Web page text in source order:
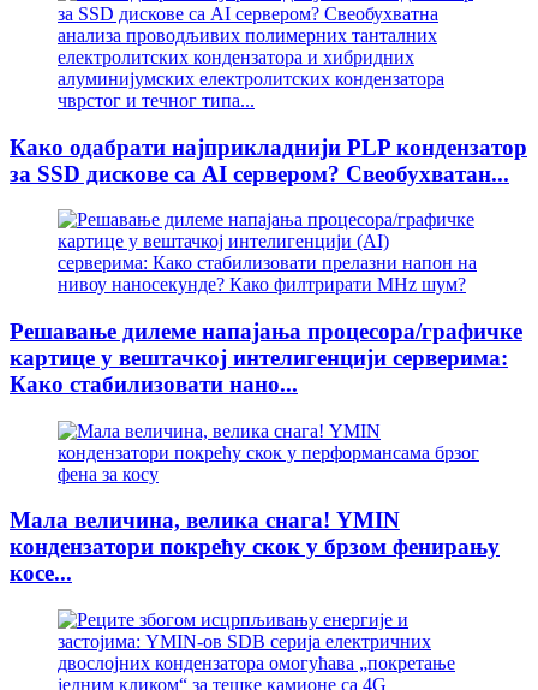
Како одабрати најприкладнији PLP кондензатор
за SSD дискове са AI сервером? Свеобухватан...
Решавање дилеме напајања процесора/графичке
картице у вештачкој интелигенцији серверима:
Како стабилизовати нано...
Мала величина, велика снага! YMIN
кондензатори покрећу скок у брзом фенирању
косе...